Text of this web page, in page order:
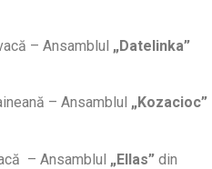
– Ansamblul „Datelinka”
– Ansamblul „Kozacioc”
– Ansamblul „Ellas” din